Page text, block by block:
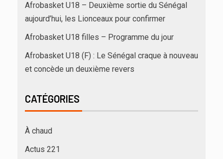
Afrobasket U18 – Deuxième sortie du Sénégal
aujourd’hui, les Lionceaux pour confirmer
Afrobasket U18 filles – Programme du jour
Afrobasket U18 (F) : Le Sénégal craque à nouveau
et concède un deuxième revers
CATÉGORIES
À chaud
Actus 221